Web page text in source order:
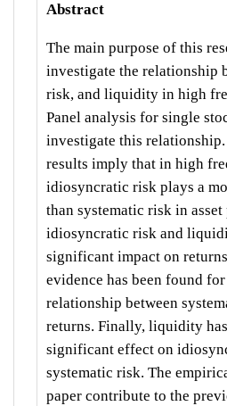
Abstract
The main purpose of this
investigate the relationship
risk, and liquidity in high
Panel analysis for single
investigate this
results imply that in high
idiosyncratic risk plays a
than systematic risk in
idiosyncratic risk and
significant impact on
evidence has been found
relationship between
returns. Finally, liquidity
significant effect on
systematic risk. The
paper contribute to the